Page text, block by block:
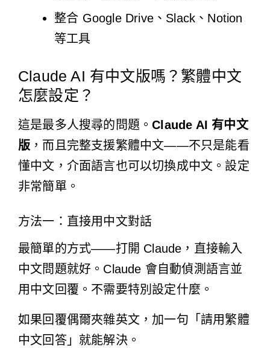
整合 Google Drive、Slack、Notion
等工具
Claude AI 有中文版嗎？繁體中文
怎麼設定？
這是最多人搜尋的問題。Claude AI 有中文
版 ，而且完整支援繁體中文——不只是能看
懂中文，介面語言也可以切換成中文。設定
非常簡單。
方法一：直接用中文對話
最簡單的方式——打開 Claude，直接輸入
中文問題就好。Claude 會自動偵測語言並
用中文回覆。不需要特別設定什麼。
如果回覆偶爾夾雜英文，加一句「請用繁體
中文回答」就能解決。